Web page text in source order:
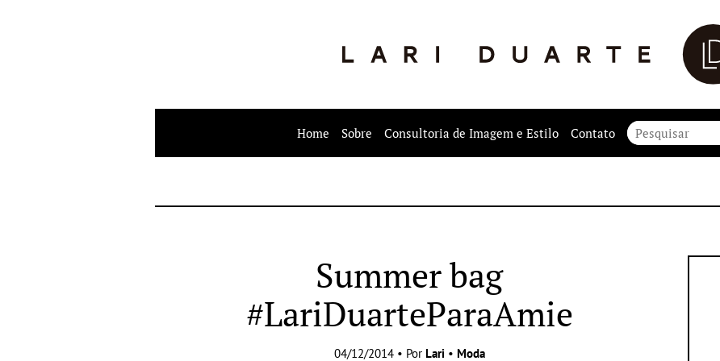
Home Sobre Consultoria de Imagem e Estilo Contato
Summer bag
#LariDuarteParaAmie
04/12/2014 • Por Lari • Moda